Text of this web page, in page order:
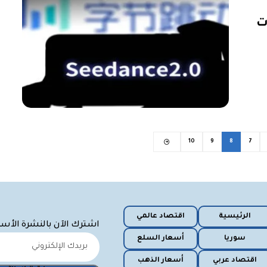
7
8
9
10
الرئيسية اقتصاد عالمي
سوريا أسعار السلع
اقتصاد عربي أسعار الذهب
اشترك الآن بالنشرة